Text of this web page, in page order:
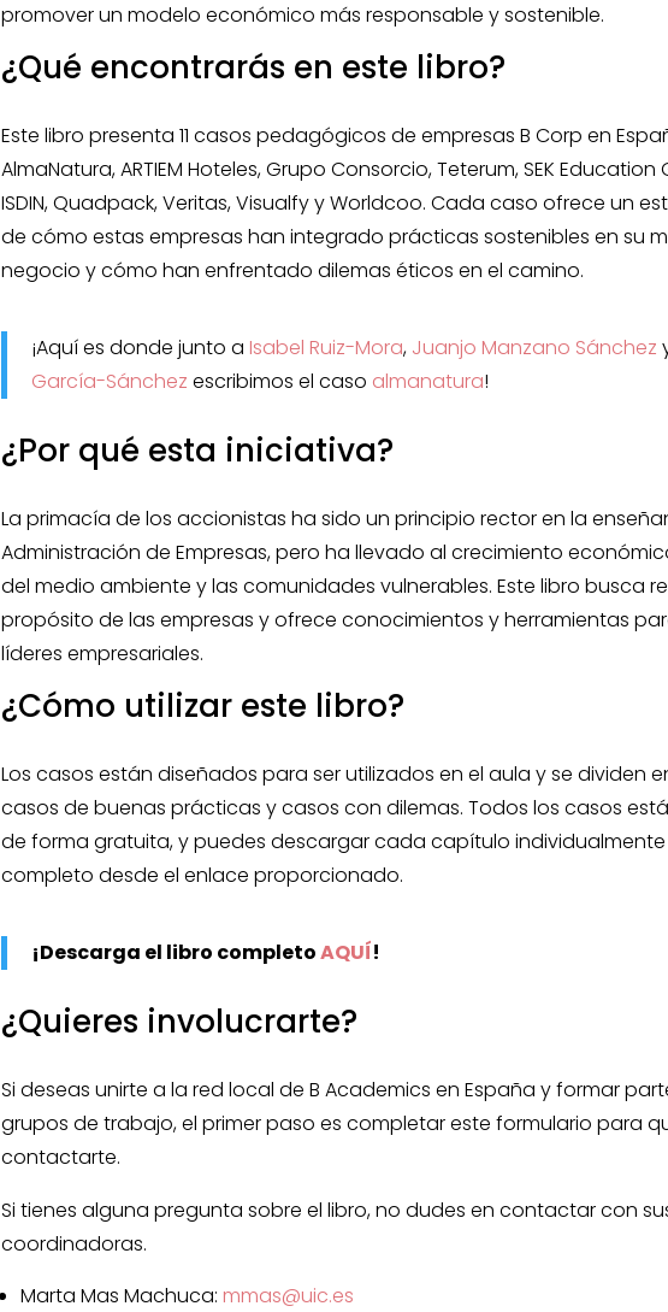
promover un modelo económico más responsable y sostenible.
¿Qué encontrarás en este libro?
Este libro presenta 11 casos pedagógicos de empresas B Corp en
AlmaNatura, ARTIEM Hoteles, Grupo Consorcio, Teterum, SEK Education
ISDIN, Quadpack, Veritas, Visualfy y Worldcoo. Cada caso ofrece un
de cómo estas empresas han integrado prácticas sostenibles en su
negocio y cómo han enfrentado dilemas éticos en el camino.
¡Aquí es donde junto a Isabel Ruiz-Mora, Juanjo Manzano Sánchez
García-Sánchez escribimos el caso almanatura!
¿Por qué esta iniciativa?
La primacía de los accionistas ha sido un principio rector en la
Administración de Empresas, pero ha llevado al crecimiento
del medio ambiente y las comunidades vulnerables. Este libro busca
propósito de las empresas y ofrece conocimientos y herramientas
líderes empresariales.
¿Cómo utilizar este libro?
Los casos están diseñados para ser utilizados en el aula y se dividen
casos de buenas prácticas y casos con dilemas. Todos los casos
de forma gratuita, y puedes descargar cada capítulo individualmente
completo desde el enlace proporcionado.
¡Descarga el libro completoAQUÍ!
¿Quieres involucrarte?
Si deseas unirte a la red local de B Academics en España y formar
grupos de trabajo, el primer paso es completar este formulario para
contactarte.
Si tienes alguna pregunta sobre el libro, no dudes en contactar con
coordinadoras.
Marta Mas Machuca: mmas@uic.es